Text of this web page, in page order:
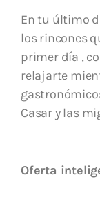
En tu último
los rincones
primer día ,
relajarte
Casar y las
Oferta